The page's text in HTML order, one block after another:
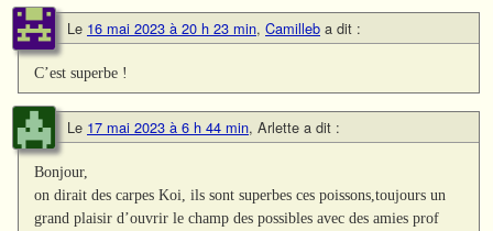
Le 16 mai 2023 à 20 h 23 min, Camilleb a dit :
C’est superbe !
Le 17 mai 2023 à 6 h 44 min, Arlette a dit :
Bonjour,
on dirait des carpes Koi, ils sont superbes ces poissons,toujours un
grand plaisir d’ouvrir le champ des possibles avec des amies prof